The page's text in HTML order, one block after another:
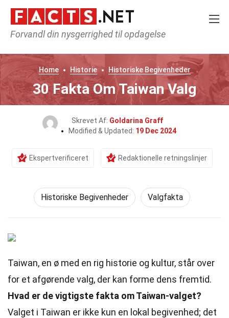
Forvandl din nysgerrighed til opdagelse
Home Historie Historiske Begivenheder
30 Fakta Om Taiwan Valg
Skrevet Af: Goldarina Graff
Modified & Updated: 19 Dec 2024
Ekspertverificeret Redaktionelle retningslinjer
Historiske Begivenheder Valgfakta
Taiwan, en ø med en rig historie og kultur, står over
for et afgørende valg, der kan forme dens fremtid.
Hvad er de vigtigste fakta om Taiwan-valget?
Valget i Taiwan er ikke kun en lokal begivenhed; det